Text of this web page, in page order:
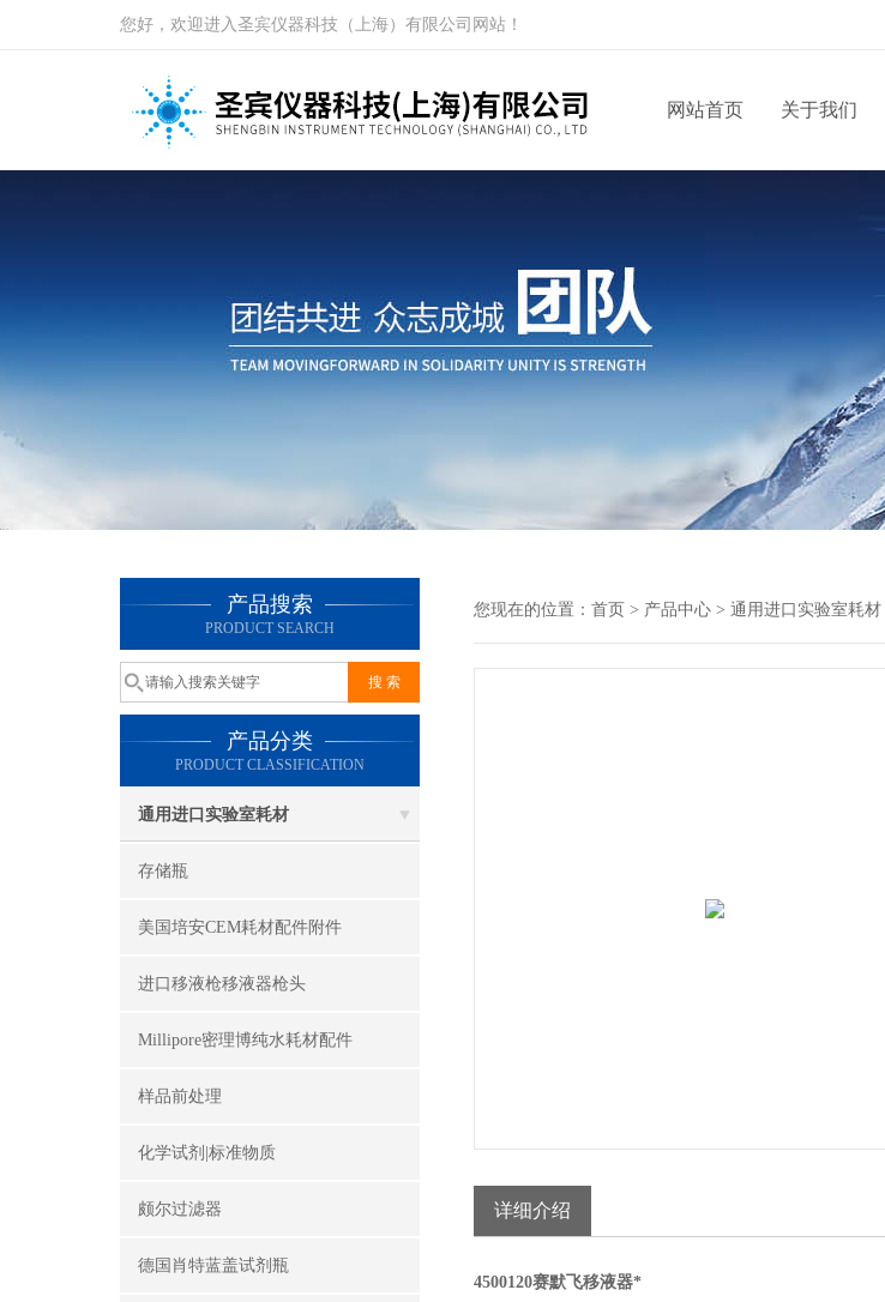
您好，欢迎进入圣宾仪器科技（上海）有限公司网站！
网站首页 关于我们
产品搜索
PRODUCT SEARCH
产品分类
PRODUCT CLASSIFICATION
通用进口实验室耗材
存储瓶
美国培安CEM耗材配件附件
进口移液枪移液器枪头
Millipore密理博纯水耗材配件
样品前处理
化学试剂|标准物质
颇尔过滤器
德国肖特蓝盖试剂瓶
您现在的位置： 首页 > 产品中心 > 通用进口实验室耗材
详细介绍
4500120赛默飞移液器*